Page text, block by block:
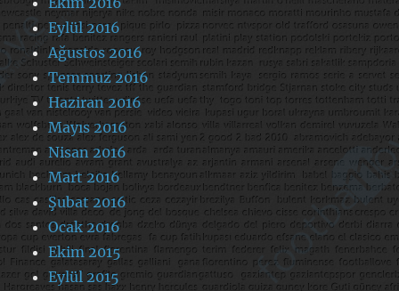
Eylül 2016
Ağustos 2016
Temmuz 2016
Haziran 2016
Mayıs 2016
Nisan 2016
Mart 2016
Şubat 2016
Ocak 2016
Ekim 2015
Eylül 2015